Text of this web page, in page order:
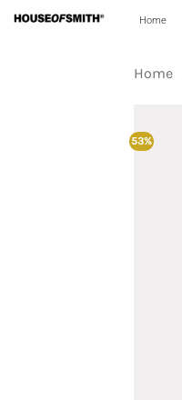
Skip
Home
Home
53%